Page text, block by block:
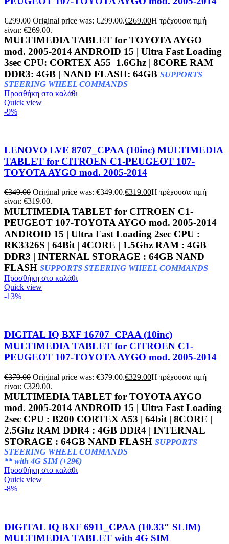
€299.00 Original price was: €299.00.€269.00Η τρέχουσα τιμή
είναι: €269.00.
MULTIMEDIA TABLET for TOYOTA AYGO
mod. 2005-2014 ANDROID 15 | Ultra Fast Loading
3sec CPU: CORTEX A55 1.6Ghz | 8CORE RAM
DDR3: 4GB | NAND FLASH: 64GB SUPPORTS
STEERING WHEEL COMMANDS
Προσθήκη στο καλάθι
Quick view
-9%
LENOVO LVE 8707_CPAA (10inc) MULTIMEDIA
TABLET for CITROEN C1-PEUGEOT 107-
TOYOTA AYGO mod. 2005-2014
€349.00 Original price was: €349.00.€319.00Η τρέχουσα τιμή
είναι: €319.00.
MULTIMEDIA TABLET for CITROEN C1-
PEUGEOT 107-TOYOTA AYGO mod. 2005-2014
ANDROID 15 | Ultra Fast Loading 2sec CPU :
RK3326S | 64Bit | 4CORE | 1.5Ghz RAM : 4GB
DDR3 | INTERNAL STORAGE : 64GB NAND
FLASH SUPPORTS STEERING WHEEL COMMANDS
Προσθήκη στο καλάθι
Quick view
-13%
DIGITAL IQ BXF 16707_CPAA (10inc)
MULTIMEDIA TABLET for CITROEN C1-
PEUGEOT 107-TOYOTA AYGO mod. 2005-2014
€379.00 Original price was: €379.00.€329.00Η τρέχουσα τιμή
είναι: €329.00.
MULTIMEDIA TABLET for TOYOTA AYGO
mod. 2005-2014 ANDROID 15 | Ultra Fast Loading
2sec CPU : B200 CORTEX A53 | 64bit | 8CORE |
2.5Ghz RAM DDR4 : 4GB DDR4 | INTERNAL
STORAGE : 64GB NAND FLASH SUPPORTS
STEERING WHEEL COMMANDS
** with 4G SIM (+29€)
Προσθήκη στο καλάθι
Quick view
-8%
DIGITAL IQ BXF 6911_CPAA (10.33″ SLIM)
MULTIMEDIA TABLET with 4G SIM